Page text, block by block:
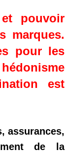
pouvoir
marques.
pour les
est
assurances,
de la